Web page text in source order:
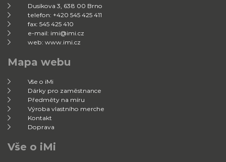
Dusíkova 3, 638 00 Brno
telefon: +420 545 425 411
fax: 545 425 410
e-mail: imi@imi.cz
web: www.imi.cz
Mapa webu
Vše o iMi
Dárky pro zaměstnance
Předměty na míru
Výroba vlastního merche
Kontakt
Doprava
Vše o iMi